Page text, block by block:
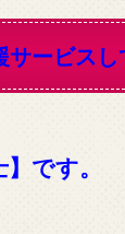
ービスし
です。